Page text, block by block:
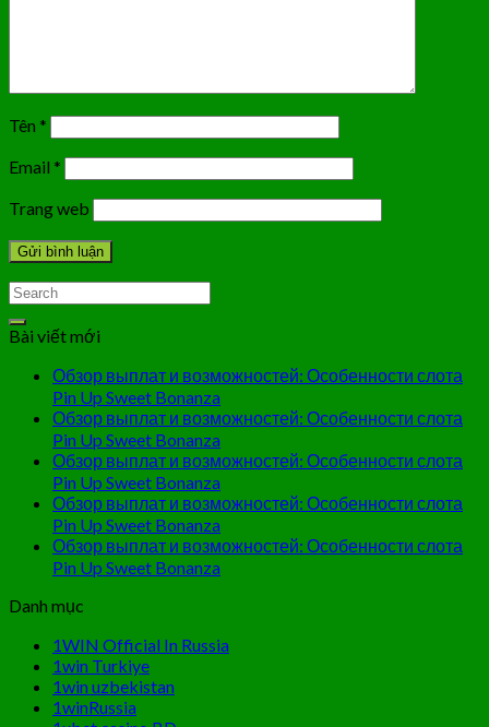
Tên *
Email *
Trang web
Bài viết mới
Обзор выплат и возможностей: Особенности слота
Pin Up Sweet Bonanza
Обзор выплат и возможностей: Особенности слота
Pin Up Sweet Bonanza
Обзор выплат и возможностей: Особенности слота
Pin Up Sweet Bonanza
Обзор выплат и возможностей: Особенности слота
Pin Up Sweet Bonanza
Обзор выплат и возможностей: Особенности слота
Pin Up Sweet Bonanza
Danh mục
1WIN Official In Russia
1win Turkiye
1win uzbekistan
1winRussia